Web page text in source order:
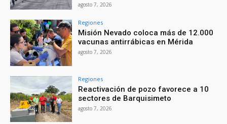
agosto 7, 2026
Regiones
Misión Nevado coloca más de 12.000
vacunas antirrábicas en Mérida
agosto 7, 2026
Regiones
Reactivación de pozo favorece a 10
sectores de Barquisimeto
agosto 7, 2026